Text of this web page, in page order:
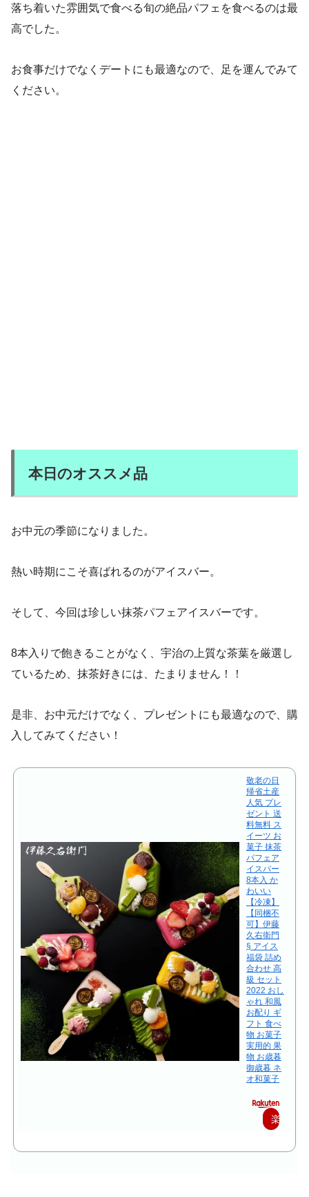
落ち着いた雰囲気で食べる旬の絶品パフェを食べるのは最
高でした。
お食事だけでなくデートにも最適なので、足を運んでみて
ください。
本日のオススメ品
お中元の季節になりました。
熱い時期にこそ喜ばれるのがアイスバー。
そして、今回は珍しい抹茶パフェアイスバーです。
8本入りで飽きることがなく、宇治の上質な茶葉を厳選し
ているため、抹茶好きには、たまりません！！
是非、お中元だけでなく、プレゼントにも最適なので、購
入してみてください！
敬老の日
帰省土産
人気 プレ
ゼント 送
料無料 ス
イーツ お
菓子 抹茶
パフェア
イスバー
8本入 か
わいい
【冷凍】
【同梱不
可】伊藤
久右衛門
§ アイス
福袋 詰め
合わせ 高
級 セット
2022 おし
ゃれ 和風
お配り ギ
フト 食べ
物 お菓子
実用的 果
物 お歳暮
御歳暮 ネ
オ和菓子
楽